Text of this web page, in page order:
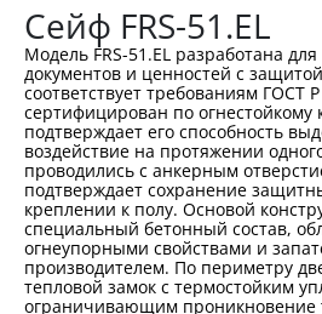
Сейф FRS-51.EL
Модель FRS-51.EL разработана
документов и ценностей с
соответствует требованиям ГОСТ
сертифицирован по огнестойкому
подтверждает его способность
воздействие на протяжении
проводились с анкерным
подтверждает сохранение
креплении к полу. Основой
специальный бетонный состав,
огнеупорными свойствами и
производителем. По периметру
тепловой замок с термостойким
ограничивающим проникновение